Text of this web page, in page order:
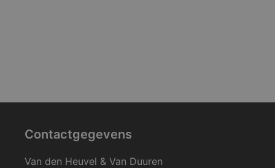
Contactgegevens
Van den Heuvel & Van Duuren